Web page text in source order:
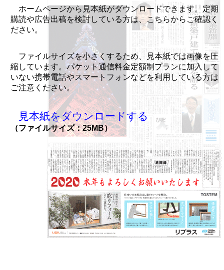
ホームページから見本紙がダウンロードできます。定期
購読や広告出稿を検討している方は、こちらからご確認く
ださい。
ファイルサイズを小さくするため、見本紙では画像を圧
縮しています。パケット通信料金定額制プランに加入して
いない携帯電話やスマートフォンなどを利用している方は
ご注意ください。
見本紙をダウンロードする
（ファイルサイズ：25MB）